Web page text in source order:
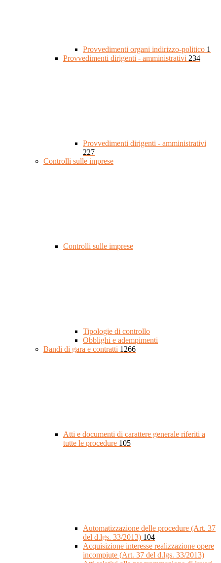
Provvedimenti organi indirizzo-politico 1
Provvedimenti dirigenti - amministrativi 234
Provvedimenti dirigenti - amministrativi
227
Controlli sulle imprese
Controlli sulle imprese
Tipologie di controllo
Obblighi e adempimenti
Bandi di gara e contratti 1266
Atti e documenti di carattere generale riferiti a
tutte le procedure 105
Automatizzazione delle procedure (Art. 37
del d.lgs. 33/2013) 104
Acquisizione interesse realizzazione opere
incompiute (Art. 37 del d.lgs. 33/2013)